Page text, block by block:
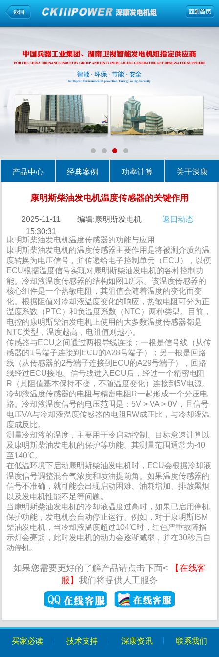
1 2 3 4
产品中心 经典案例 功率计算 关于深康
康明斯柴油发电机温度传感器的关键作用
2025-11-11
15:30:31
编辑:康明斯发电机 返回动态
康明斯柴油发电机温度传感器的功能与应用
康明斯柴油发电机的温度传感器主要作用是将被测介质的温
度转换为电压信号，并传递给电子控制单元（ECU），以便
ECU根据温度信号实现对康明斯柴油发电机的各种控制功
能。冷却液温度传感器的结构如图1所示。该温度传感器的
核心组件是一个热敏电阻，其阻值会随着温度的变化而变
化。根据阻值对冷却液温度变化的响应，热敏电阻可分为正
温度系数（PTC）和负温度系数（NTC）两种类型。目前，
电控的康明斯柴油发电机上使用的大多数温度传感器都是
NTC类型，温度越高，电阻值则越小。
传感器与ECU之间通过两根导线连接：一根是信号线（从传
感器的1号端子连接到ECU的A28号端子）；另一根是回路
线（从传感器的2号端子连接到ECU的A29号端子），回路
线经过ECU接地。信号线进入ECU后，经过一个精密电阻
R（其阻值基本保持不变，不随温度变化）连接到5V电源。
冷却液温度传感器的电阻与精密电阻R一起形成一个分压电
路。冷却液温度信号的电压范围是：5V > VA > 0V，且信号
电压VA与冷却液温度传感器的电阻RW成正比，与冷却液温
度成反比。
测量冷却液的温度，主要用于冷启动控制、目标怠速计算以
及康明斯柴油发电机的保护等功能。其测量范围通常为-40
至140℃。
在低温环境下启动康明斯柴油发电机时，ECU会根据冷却液
温度信号调整混合气浓度和喷油提前角。如果温度传感器的
信号不准确，就可能会出现启动困难、油耗增加、排放黑烟
以及发电机性能不足等问题。
当康明斯柴油发电机的冷却液温度过高时，如果已启用停机
保护功能，发电机会自动停止运行。例如，对于康明斯ISM
柴油发电机，当冷却液温度超过104℃时，红色严重故障指
示灯会亮起，此时发电机的动力会逐渐减弱，并在30秒后自
动停机。
如果您需要更好的了解产品请点击下面<
【在线客
服】 我们将提供人工服务
买家必读 技术支持 深康资讯 联系我们